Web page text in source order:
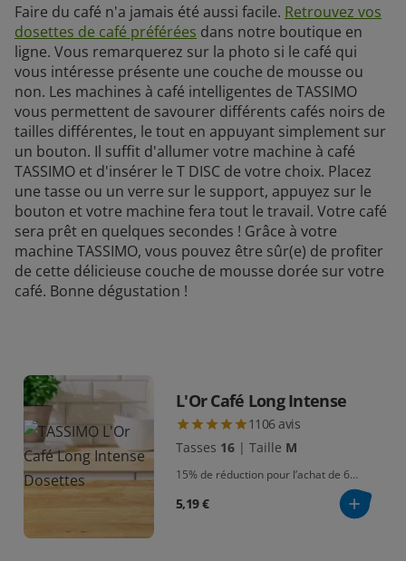
Faire du café n'a jamais été aussi facile. Retrouvez vos
dosettes de café préférées dans notre boutique en
ligne. Vous remarquerez sur la photo si le café qui
vous intéresse présente une couche de mousse ou
non. Les machines à café intelligentes de TASSIMO
vous permettent de savourer différents cafés noirs de
tailles différentes, le tout en appuyant simplement sur
un bouton. Il suffit d'allumer votre machine à café
TASSIMO et d'insérer le T DISC de votre choix. Placez
une tasse ou un verre sur le support, appuyez sur le
bouton et votre machine fera tout le travail. Votre café
sera prêt en quelques secondes ! Grâce à votre
machine TASSIMO, vous pouvez être sûr(e) de profiter
de cette délicieuse couche de mousse dorée sur votre
café. Bonne dégustation !
L'Or Café Long Intense
1106avis
Tasses 16 | Taille M
15% de réduction pour l’achat de 6
5,19 €